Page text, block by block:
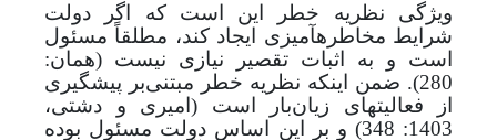
ویژگی نظریه خطر این است که اگر دولت
شرایط مخاطره­آمیزی ایجاد کند، مطلقاً مسئول
است و به اثبات تقصیر نیازی نیست (همان:
280). ضمن
اینکه نظریه خطر مبتنی‌بر پیشگیری
از فعالیت­های زیان‌بار است (امیری و دشتی،
1403: 348) و بر این اساس دولت مسئول بوده